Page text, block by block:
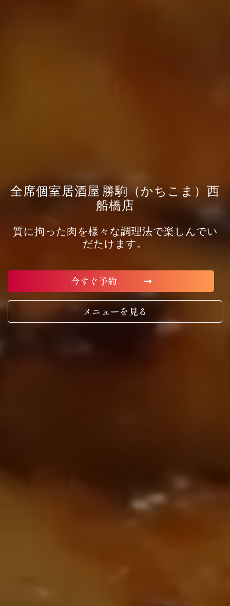
全席個室居酒屋 勝駒（かちこま）西
船橋店
質に拘った肉を様々な調理法で楽しんでい
だたけます。
今すぐ予約
メニューを見る